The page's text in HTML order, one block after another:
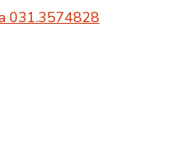
031.3574828